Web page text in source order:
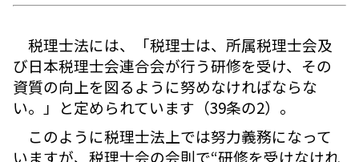
税理士法には、「税理士は、所属税理士会及
び日本税理士会連合会が行う研修を受け、その
資質の向上を図るように努めなければならな
い。」と定められています（39条の2）。
このように税理士法上では努力義務になって
いますが、税理士会の会則で“研修を受けなけれ